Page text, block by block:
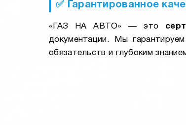
✅ Гарантированное
«ГАЗ НА АВТО» — это
документации. Мы
обязательств и глубоким